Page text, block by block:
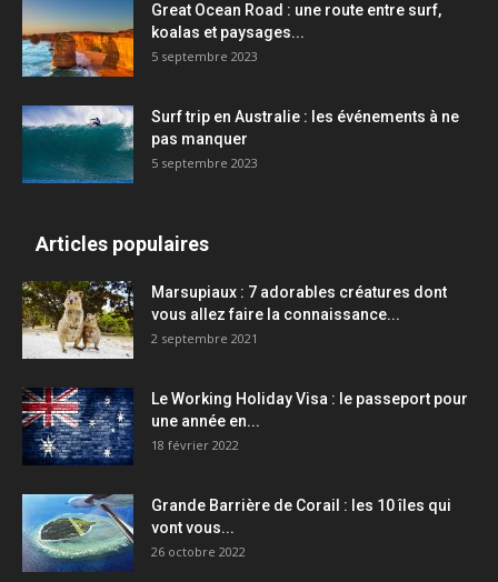
Great Ocean Road : une route entre surf,
koalas et paysages...
5 septembre 2023
Surf trip en Australie : les événements à ne
pas manquer
5 septembre 2023
Articles populaires
Marsupiaux : 7 adorables créatures dont
vous allez faire la connaissance...
2 septembre 2021
Le Working Holiday Visa : le passeport pour
une année en...
18 février 2022
Grande Barrière de Corail : les 10 îles qui
vont vous...
26 octobre 2022